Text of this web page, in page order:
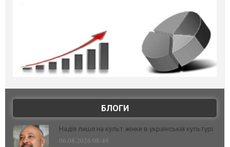
БЛОГИ
Надія лише на культ жінки в українській культурі
06.08.2026 08:49